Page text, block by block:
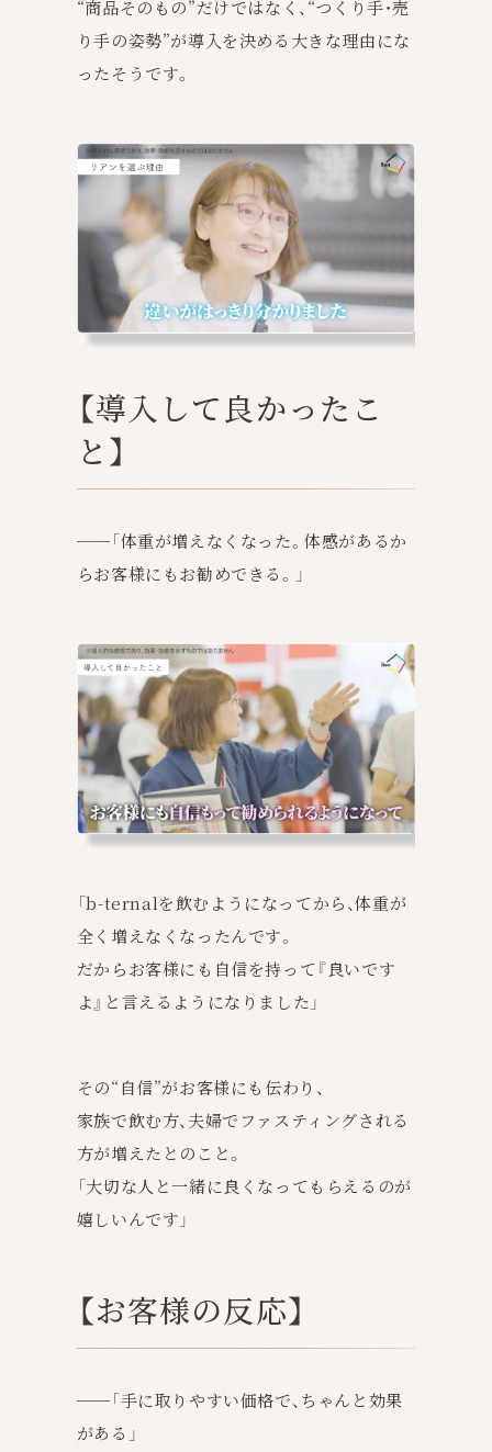
“商品そのもの”だけではなく、“つくり手・売
り手の姿勢”が導入を決める大きな理由にな
ったそうです。
【導入して良かったこ
と】
──「体重が増えなくなった。体感があるか
らお客様にもお勧めできる。」
「b-ternalを飲むようになってから、体重が
全く増えなくなったんです。
だからお客様にも自信を持って『良いです
よ』と言えるようになりました」
その“自信”がお客様にも伝わり、
家族で飲む方、夫婦でファスティングされる
方が増えたとのこと。
「大切な人と一緒に良くなってもらえるのが
嬉しいんです」
【お客様の反応】
──「手に取りやすい価格で、ちゃんと効果
がある 」